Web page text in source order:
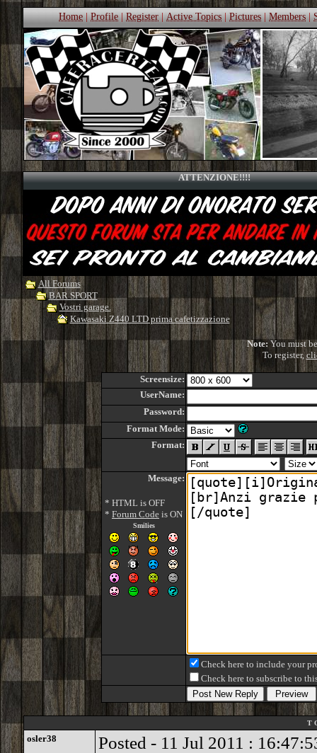
Home|Profile|Register|Active Topics|Pictures|Members|
ATTENZIONE!!!!
All Forums
BAR SPORT
Vostri garage.
Kawasaki Z440 LTD prima cafetizzazione
Note:You must
To register,
Screensize:
UserName:
Password:
Format Mode:
Format:
Message:
* HTML is OFF
* Forum Code is ON
Smilies
Check here to include your
Check here to subscribe to
T
osler38 Posted - 11 Jul 2011 :